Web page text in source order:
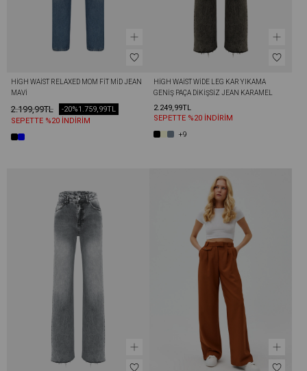
HIGH WAIST RELAXED MOM FIT MID JEAN
MAVI
2.199,99TL 1.759,99TL
-20%
SEPETTE %20 İNDİRİM
HIGH WAIST WIDE LEG KAR YIKAMA
GENIŞ PAÇA DIKIŞSIZ JEAN KARAMEL
2.249,99TL
SEPETTE %20 İNDİRİM
+9